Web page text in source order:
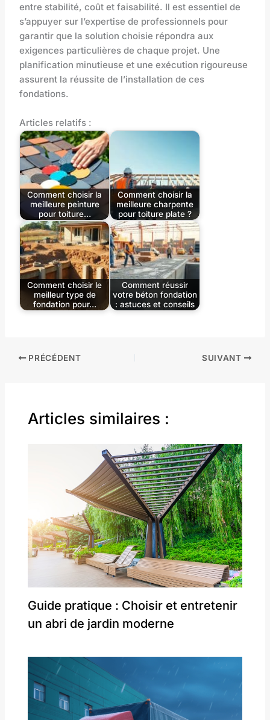
entre stabilité, coût et faisabilité. Il est essentiel de
s’appuyer sur l’expertise de professionnels pour
garantir que la solution choisie répondra aux
exigences particulières de chaque projet. Une
planification minutieuse et une exécution rigoureuse
assurent la réussite de l’installation de ces
fondations.
Articles relatifs :
Comment choisir la
meilleure peinture
pour toiture…
Comment choisir la
meilleure charpente
pour toiture plate ?
Comment choisir le
meilleur type de
fondation pour…
Comment réussir
votre béton fondation
: astuces et conseils
PRÉCÉDENT SUIVANT
Articles similaires :
Guide pratique : Choisir et entretenir
un abri de jardin moderne